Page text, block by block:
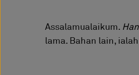
Assalamualaikum.
lama. Bahan lain, ialah